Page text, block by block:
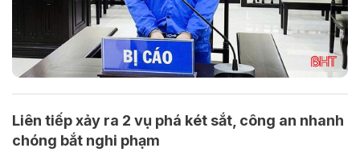
Liên tiếp xảy ra 2 vụ phá két sắt, công an nhanh
chóng bắt nghi phạm